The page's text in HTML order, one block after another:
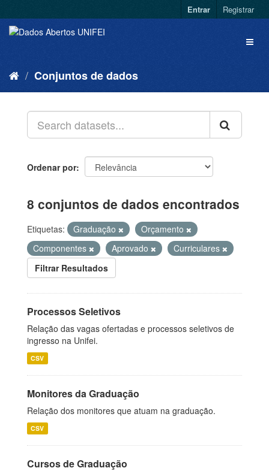
Entrar Registrar
Conjuntos de dados
Ordenar por
8 conjuntos de dados encontrados
Etiquetas: Graduação
Orçamento
Componentes
Aprovado
Curriculares
Filtrar Resultados
Processos Seletivos
Relação das vagas ofertadas e processos seletivos de
ingresso na Unifei.
CSV
Monitores da Graduação
Relação dos monitores que atuam na graduação.
CSV
Cursos de Graduação